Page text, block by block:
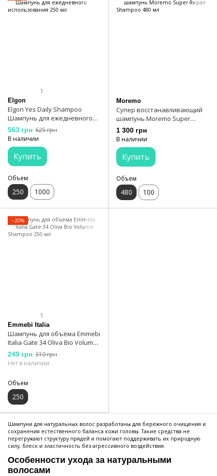
1
Elgon
Elgon Yes Daily Shampoo
Шампунь для ежедневного
использования 250 мл
563 грн 625 грн
В наличии
Купить
Объем
250 1000
Moremo
Супер восстанавливающий
шампунь Moremo Super
Repair Shampoo 480 мл
1 300 грн
В наличии
Купить
Объем
480 100
−20%
1
Emmebi Italia
Шампунь для объёма Emmebi
Italia Gate 34 Oliva Bio Volume
Shampoo 250 мл
249 грн 310 грн
Нет в наличии
Объем
250
Шампуни для натуральных волос разработаны для бережного очищения и
сохранения естественного баланса кожи головы. Такие средства не
перегружают структуру прядей и помогают поддерживать их природную
силу, блеск и эластичность без агрессивного воздействия.
Особенности ухода за натуральными
волосами